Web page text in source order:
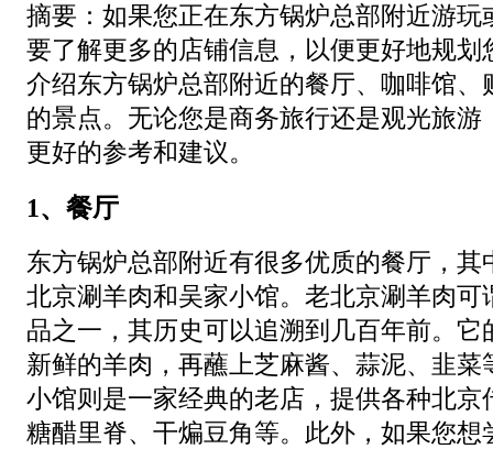
摘要：如果您正在东方锅炉总部附近游玩
要了解更多的店铺信息，以便更好地规划
介绍东方锅炉总部附近的餐厅、咖啡馆、
的景点。无论您是商务旅行还是观光旅游
更好的参考和建议。
1、餐厅
东方锅炉总部附近有很多优质的餐厅，其
北京涮羊肉和吴家小馆。老北京涮羊肉可
品之一，其历史可以追溯到几百年前。它
新鲜的羊肉，再蘸上芝麻酱、蒜泥、韭菜
小馆则是一家经典的老店，提供各种北京
糖醋里脊、干煸豆角等。此外，如果您想